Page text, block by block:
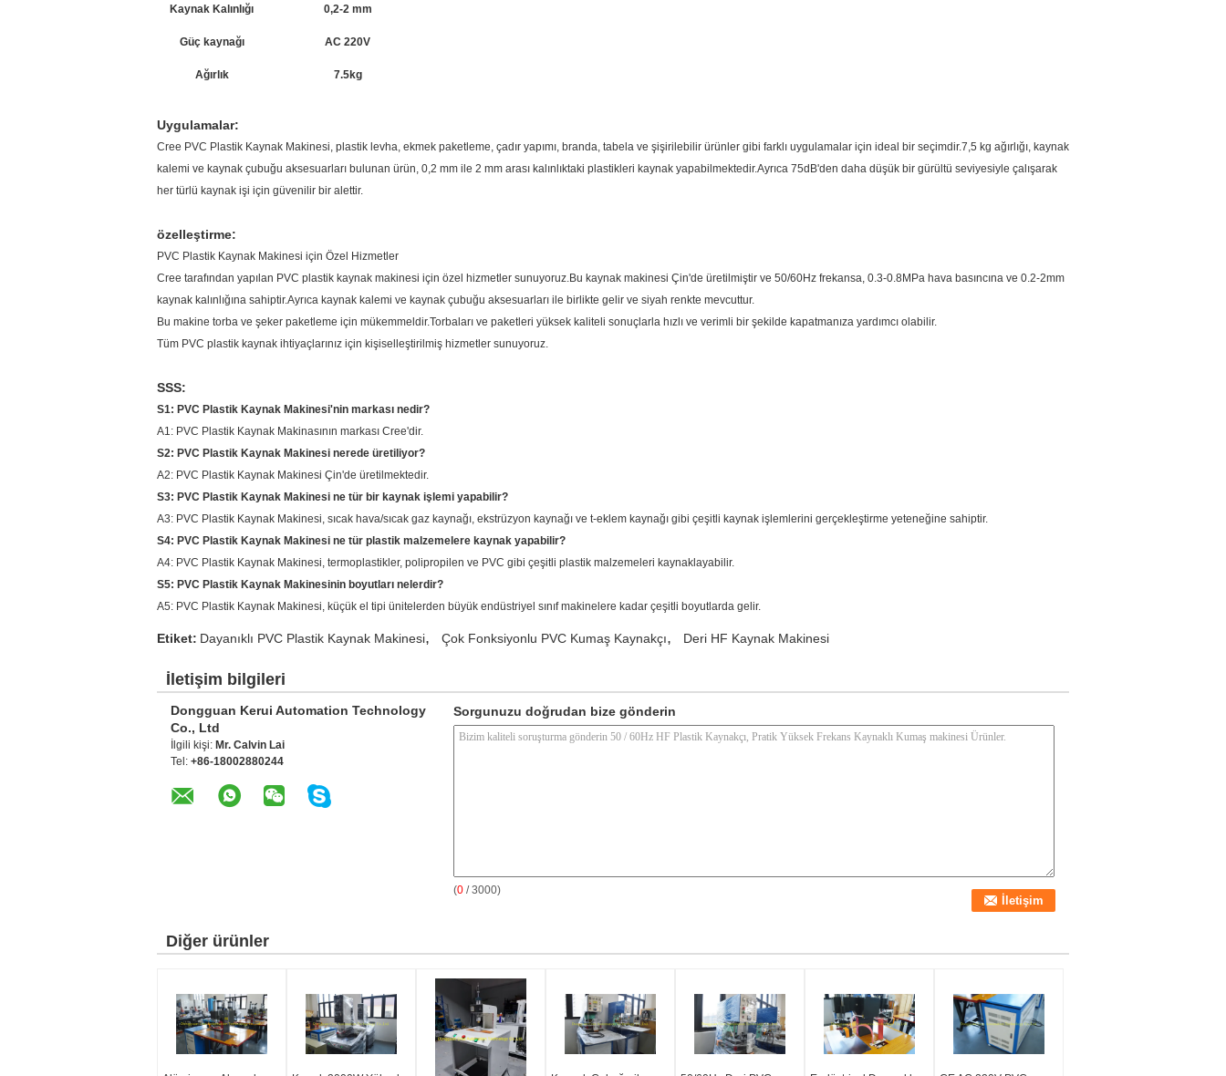
Kaynak Kalınlığı 0,2-2 mm
Güç kaynağı AC 220V
Ağırlık 7.5kg
Uygulamalar:
Cree PVC Plastik Kaynak Makinesi, plastik levha, ekmek paketleme, çadır yapımı, branda, tabela ve şişirilebilir ürünler gibi farklı uygulamalar için ideal bir seçimdir.7,5 kg ağırlığı, kaynak
kalemi ve kaynak çubuğu aksesuarları bulunan ürün, 0,2 mm ile 2 mm arası kalınlıktaki plastikleri kaynak yapabilmektedir.Ayrıca 75dB'den daha düşük bir gürültü seviyesiyle çalışarak
her türlü kaynak işi için güvenilir bir alettir.
özelleştirme:
PVC Plastik Kaynak Makinesi için Özel Hizmetler
Cree tarafından yapılan PVC plastik kaynak makinesi için özel hizmetler sunuyoruz.Bu kaynak makinesi Çin'de üretilmiştir ve 50/60Hz frekansa, 0.3-0.8MPa hava basıncına ve 0.2-2mm
kaynak kalınlığına sahiptir.Ayrıca kaynak kalemi ve kaynak çubuğu aksesuarları ile birlikte gelir ve siyah renkte mevcuttur.
Bu makine torba ve şeker paketleme için mükemmeldir.Torbaları ve paketleri yüksek kaliteli sonuçlarla hızlı ve verimli bir şekilde kapatmanıza yardımcı olabilir.
Tüm PVC plastik kaynak ihtiyaçlarınız için kişiselleştirilmiş hizmetler sunuyoruz.
SSS:
S1: PVC Plastik Kaynak Makinesi'nin markası nedir?
A1: PVC Plastik Kaynak Makinasının markası Cree'dir.
S2: PVC Plastik Kaynak Makinesi nerede üretiliyor?
A2: PVC Plastik Kaynak Makinesi Çin'de üretilmektedir.
S3: PVC Plastik Kaynak Makinesi ne tür bir kaynak işlemi yapabilir?
A3: PVC Plastik Kaynak Makinesi, sıcak hava/sıcak gaz kaynağı, ekstrüzyon kaynağı ve t-eklem kaynağı gibi çeşitli kaynak işlemlerini gerçekleştirme yeteneğine sahiptir.
S4: PVC Plastik Kaynak Makinesi ne tür plastik malzemelere kaynak yapabilir?
A4: PVC Plastik Kaynak Makinesi, termoplastikler, polipropilen ve PVC gibi çeşitli plastik malzemeleri kaynaklayabilir.
S5: PVC Plastik Kaynak Makinesinin boyutları nelerdir?
A5: PVC Plastik Kaynak Makinesi, küçük el tipi ünitelerden büyük endüstriyel sınıf makinelere kadar çeşitli boyutlarda gelir.
Etiket: Dayanıklı PVC Plastik Kaynak Makinesi, Çok Fonksiyonlu PVC Kumaş Kaynakçı, Deri HF Kaynak Makinesi
İletişim bilgileri
Dongguan Kerui Automation Technology
Co., Ltd
İlgili kişi: Mr. Calvin Lai
Tel: +86-18002880244
Sorgunuzu doğrudan bize gönderin
(0 / 3000)
Diğer ürünler